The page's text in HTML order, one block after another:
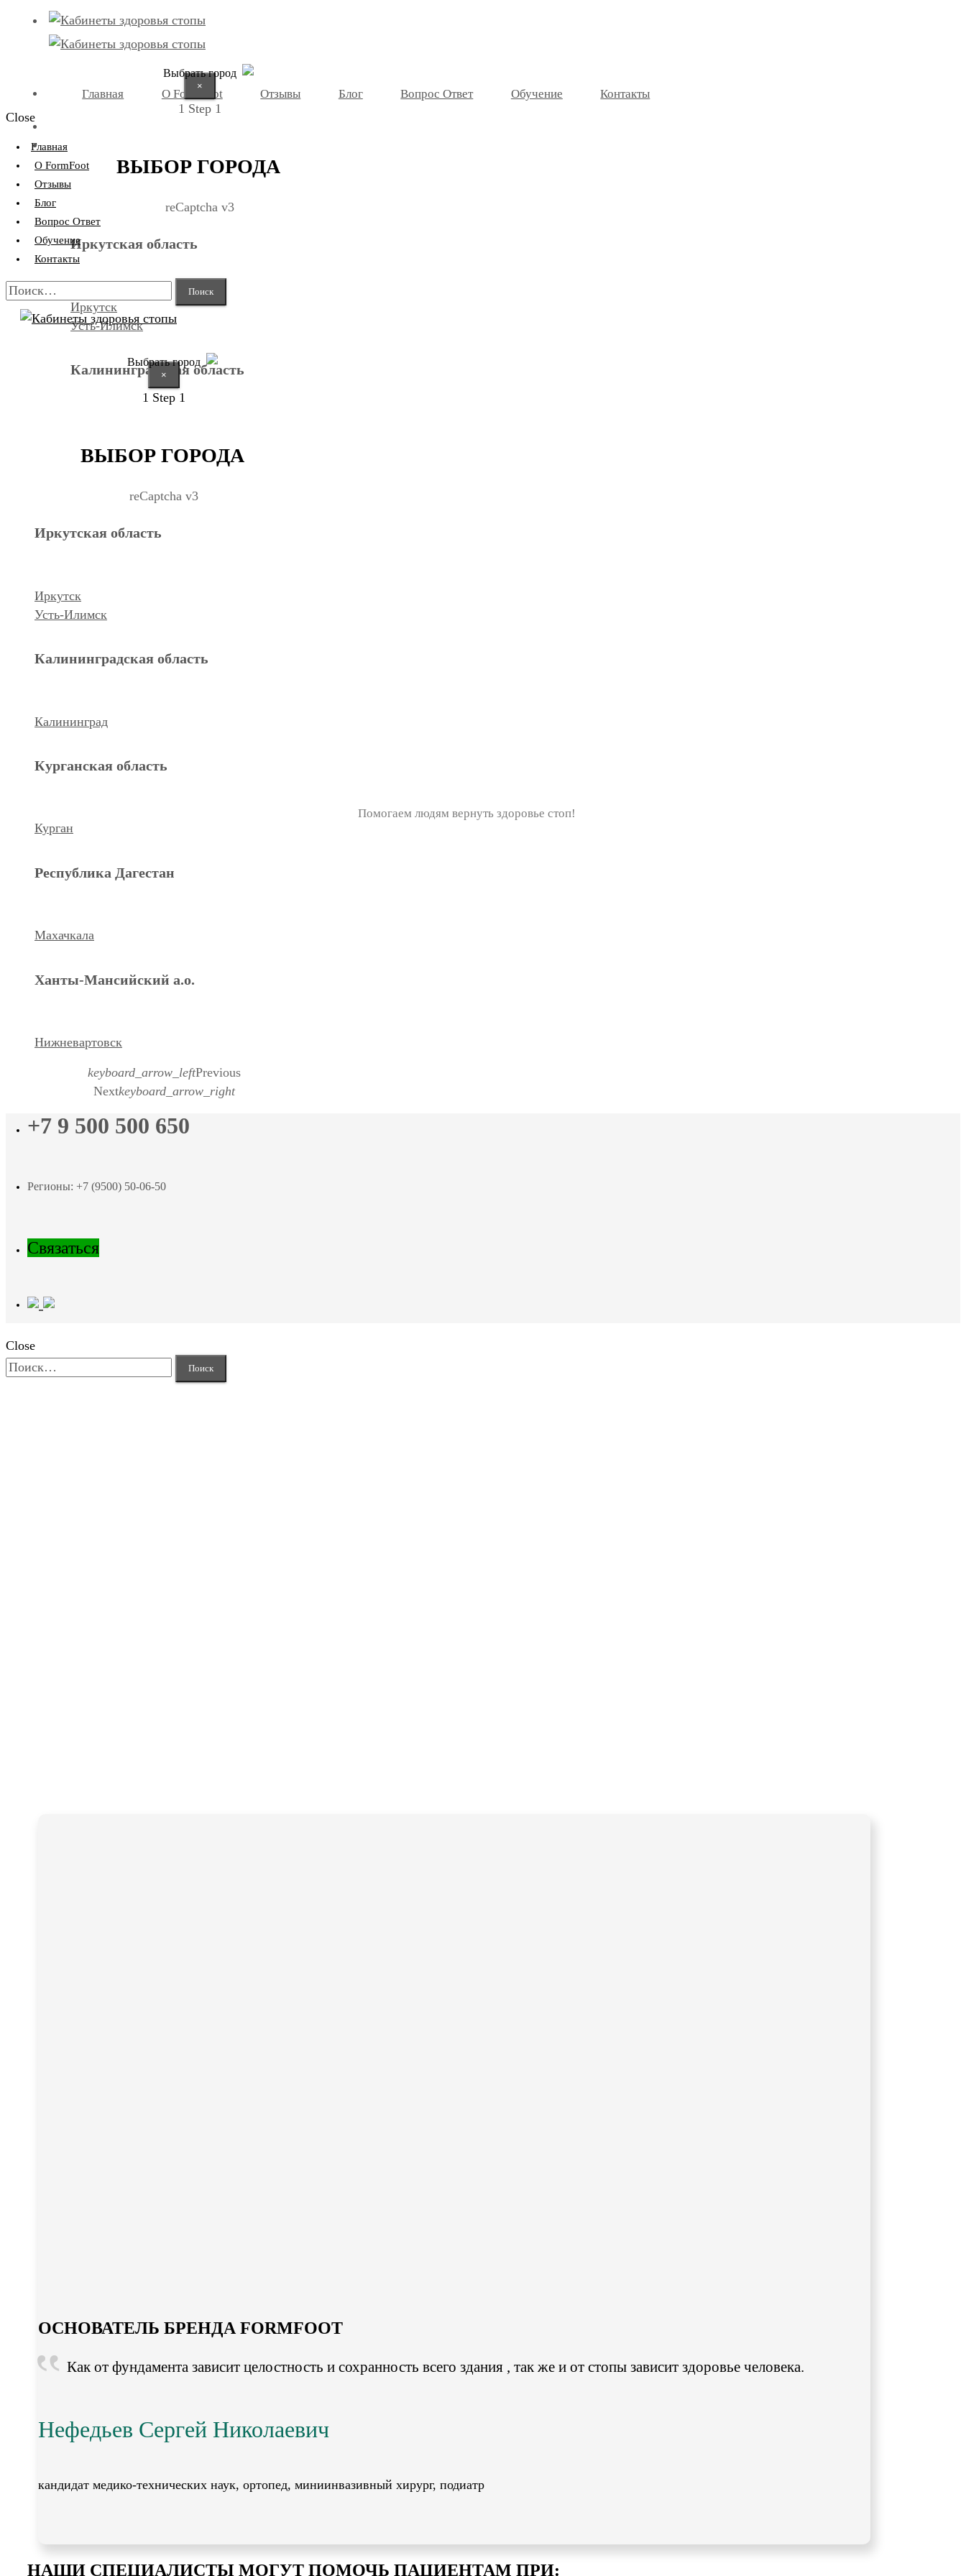
Выбрать город
×
1 Step 1
ВЫБОР ГОРОДА
reCaptcha v3
Иркутская область
Иркутск
Усть-Илимск
Калининградская область
Курган
Помогаем людям вернуть здоровье стоп!
Главная О FormFoot Отзывы Блог Вопрос Ответ Обучение Контакты
Close
Главная
О FormFoot
Отзывы
Блог
Вопрос Ответ
Обучение
Контакты
Найти:
Выбрать город
×
1 Step 1
ВЫБОР ГОРОДА
reCaptcha v3
Иркутская область
Иркутск
Усть-Илимск
Калининградская область
Калининград
Курганская область
Курган
Республика Дагестан
Махачкала
Ханты-Мансийский а.о.
Нижневартовск
keyboard_arrow_leftPrevious
Nextkeyboard_arrow_right
+7 9 500 500 650
Регионы: +7 (9500) 50-06-50
Связаться
Close
Найти:
ОСНОВАТЕЛЬ БРЕНДА FORMFOOT
Как от фундамента зависит целостность и сохранность всего здания , так же и от стопы зависит здоровье человека.
Нефедьев Сергей Николаевич
кандидат медико-технических наук, ортопед, миниинвазивный хирург, подиатр
НАШИ СПЕЦИАЛИСТЫ МОГУТ ПОМОЧЬ ПАЦИЕНТАМ ПРИ: